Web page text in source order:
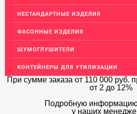
Ковродержатели Латунь
ДЕКОРАТИВНЫЙ УГОЛОК
НЕСТАНДАРТНЫЕ ИЗДЕЛИЯ
ФАСОННЫЕ ИЗДЕЛИЯ
ШУМОГЛУШИТЕЛИ
КОНТЕЙНЕРЫ ДЛЯ УТИЛИЗАЦИИ
При сумме заказа от 110 000 руб.
от 2 до 12%
Подробную информацию
у наших